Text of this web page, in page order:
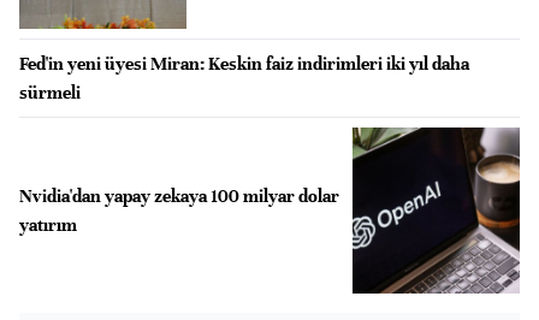
Fed'in yeni üyesi Miran: Keskin faiz indirimleri iki yıl daha
sürmeli
Nvidia'dan yapay zekaya 100 milyar dolar
yatırım